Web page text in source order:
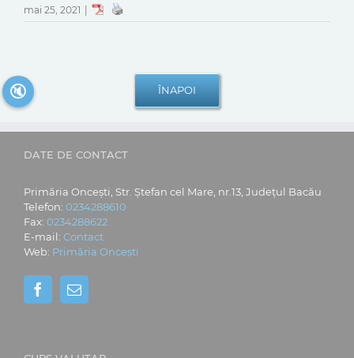
mai 25, 2021
DATE DE CONTACT
Primăria Oncești, Str. Ștefan cel Mare, nr.13, Județul Bacău
Telefon: 0234288610
Fax: 0234288622
E-mail: Contact
Web: Primăria Oncești
🔇